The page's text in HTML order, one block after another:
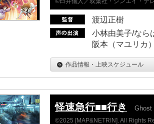
渡辺正樹
小林由美子/なら
阪本（マユリカ
作品情報・上映スケジュール
怪速急行■■行き Ghost
©2025 [MAP&NETRIN]. All Rights